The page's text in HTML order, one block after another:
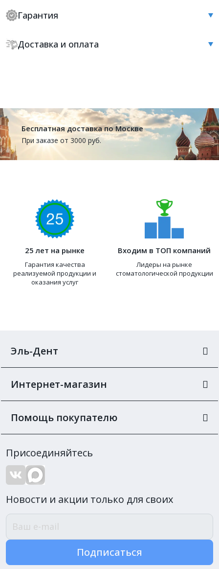
Гарантия
Доставка и оплата
Бесплатная доставка по Москве
При заказе от 3000 руб.
25 лет на рынке
Гарантия качества
реализуемой продукции и
оказания услуг
Входим в ТОП компаний
Лидеры на рынке
стоматологической продукции
Эль-Дент
Интернет-магазин
Помощь покупателю
Присоединяйтесь
Новости и акции только для своих
Подписаться